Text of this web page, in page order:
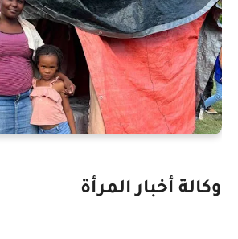
وكالة أخبار المرأة